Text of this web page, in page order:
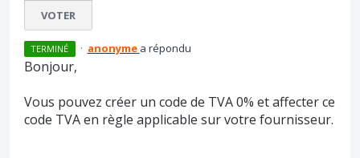
VOTER
TERMINÉ · anonyme a répondu
Bonjour,
Vous pouvez créer un code de TVA 0% et affecter ce
code TVA en règle applicable sur votre fournisseur.